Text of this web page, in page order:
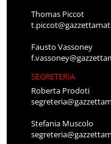
Thomas Piccot
Fausto Vassoney
SEGRETERIA
Roberta Prodoti
Stefania Muscolo